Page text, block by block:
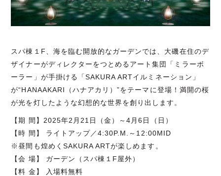
スパ棟１F、海を臨む開放的なガーデンでは、大磯在住のデ
ザイナーがディレクターをつとめるアート集団「ミラーボ
ーラー」が手掛ける「SAKURA ARTイルミネーション」
が“HANAAKARI（ハナアカリ）”をテーマに登場！満開の桜
が光を灯したような幻想的な世界を創り出します。
【期 間】2025年2月21日（金）～4月6日（日）
【時 間】 ライトアップ／4:30P.M.～12:00MID
※昼間も煌めくSAKURA ARTが楽しめます。
【会 場】 ガーデン（スパ棟１F屋外）
【料 金】 入場料無料